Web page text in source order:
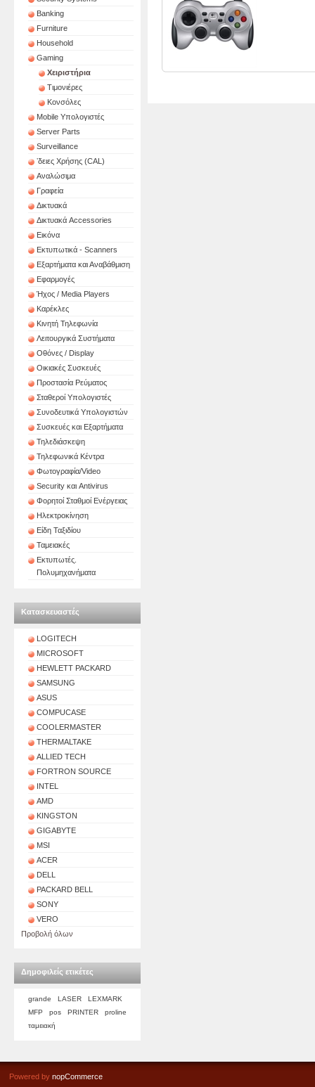
Banking
Furniture
Household
Gaming
Χειριστήρια
Τιμονιέρες
Κονσόλες
Mobile Υπολογιστές
Server Parts
Surveillance
ʼδειες Χρήσης (CAL)
Αναλώσιμα
Γραφεία
Δικτυακά
Δικτυακά Accessories
Εικόνα
Εκτυπωτικά - Scanners
Εξαρτήματα και Αναβάθμιση
Εφαρμογές
Ήχος / Media Players
Καρέκλες
Κινητή Τηλεφωνία
Λειτουργικά Συστήματα
Οθόνες / Display
Οικιακές Συσκευές
Προστασία Ρεύματος
Σταθεροί Υπολογιστές
Συνοδευτικά Υπολογιστών
Συσκευές και Εξαρτήματα
Τηλεδιάσκεψη
Τηλεφωνικά Κέντρα
Φωτογραφία/Video
Security και Antivirus
Φορητοί Σταθμοί Ενέργειας
Ηλεκτροκίνηση
Είδη Ταξιδίου
Ταμειακές
Εκτυπωτές.
Πολυμηχανήματα
Κατασκευαστές
LOGITECH
MICROSOFT
HEWLETT PACKARD
SAMSUNG
ASUS
COMPUCASE
COOLERMASTER
THERMALTAKE
ALLIED TECH
FORTRON SOURCE
INTEL
AMD
KINGSTON
GIGABYTE
MSI
ACER
DELL
PACKARD BELL
SONY
VERO
Προβολή όλων
Δημοφιλείς ετικέτες
grande LASER
LEXMARK
MFP
pos PRINTER
proline
ταμειακή
Powered by nopCommerce